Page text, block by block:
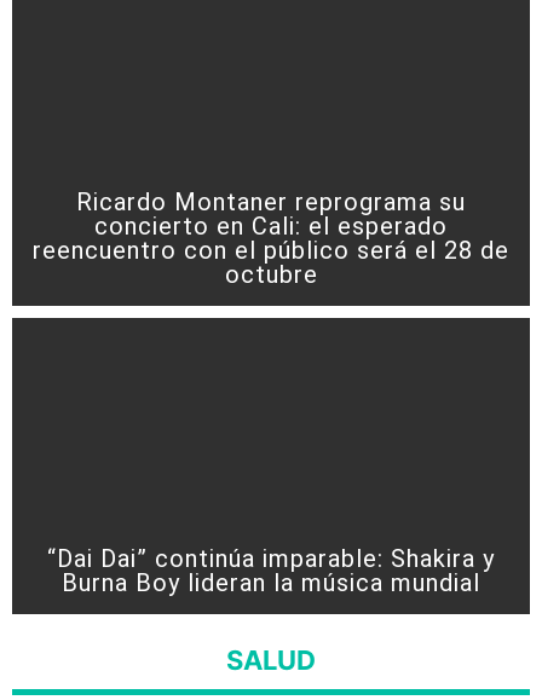
Ricardo Montaner reprograma su
concierto en Cali: el esperado
reencuentro con el público será el 28 de
octubre
“Dai Dai” continúa imparable: Shakira y
Burna Boy lideran la música mundial
SALUD